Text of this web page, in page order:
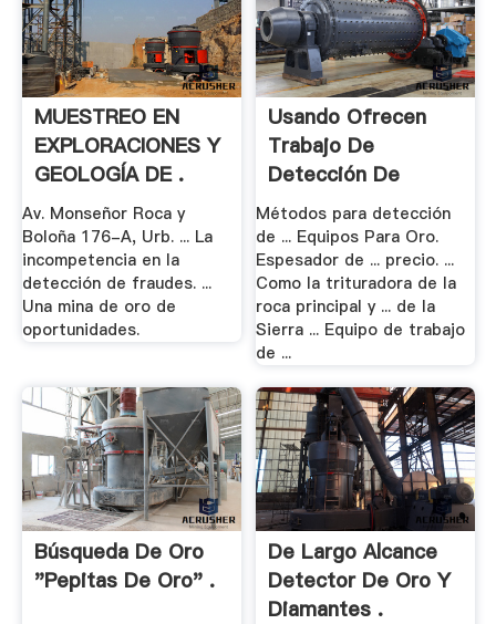
MUESTREO EN
EXPLORACIONES Y
GEOLOGÍA DE .
Av. Monseñor Roca y
Boloña 176-A, Urb. ... La
incompetencia en la
detección de fraudes. ...
Una mina de oro de
oportunidades.
Usando Ofrecen
Trabajo De
Detección De
Equipos .
Métodos para detección
de ... Equipos Para Oro.
Espesador de ... precio. ...
Como la trituradora de la
roca principal y ... de la
Sierra ... Equipo de trabajo
de ...
Búsqueda De Oro
"Pepitas De Oro" .
De Largo Alcance
Detector De Oro Y
Diamantes .